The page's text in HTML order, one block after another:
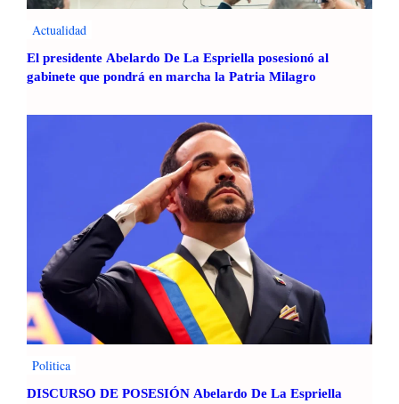
Actualidad
El presidente Abelardo De La Espriella posesionó al
gabinete que pondrá en marcha la Patria Milagro
Politica
DISCURSO DE POSESIÓN Abelardo De La Espriella